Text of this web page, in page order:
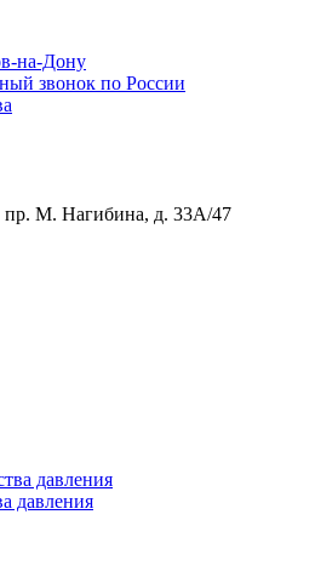
на-Дону
звонок по России
пр. М. Нагибина, д. 33А/47
давления